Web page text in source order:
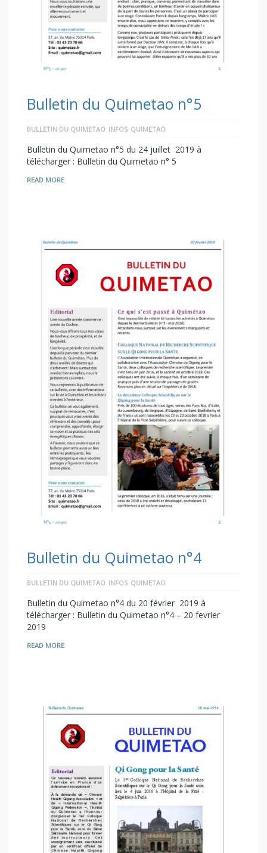
Bulletin du Quimetao n°5
BULLETIN DU QUIMETAO INFOS QUIMETAO
Bulletin du Quimetao n°5 du 24 juillet 2019 à
télécharger : Bulletin du Quimetao n° 5
READ MORE
Bulletin du Quimetao n°4
BULLETIN DU QUIMETAO INFOS QUIMETAO
Bulletin du Quimetao n°4 du 20 février 2019 à
télécharger : Bulletin du Quimetao n°4 – 20 fevrier
2019
READ MORE